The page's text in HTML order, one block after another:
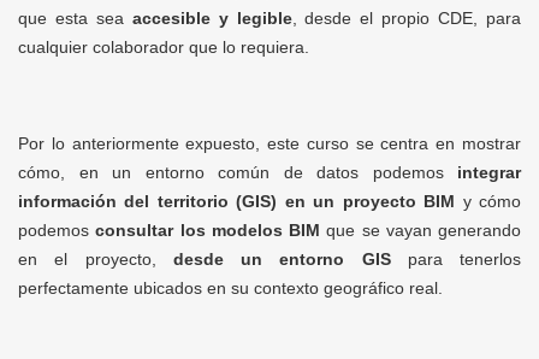
que esta sea accesible y legible, desde el propio CDE, para
cualquier colaborador que lo requiera.
Por lo anteriormente expuesto, este curso se centra en mostrar
cómo, en un entorno común de datos podemos integrar
información del territorio (GIS) en un proyecto BIM y cómo
podemosconsultar los modelos BIM que se vayan generando
en el proyecto, desde un entorno GISpara tenerlos
perfectamente ubicados en su contexto geográfico real.